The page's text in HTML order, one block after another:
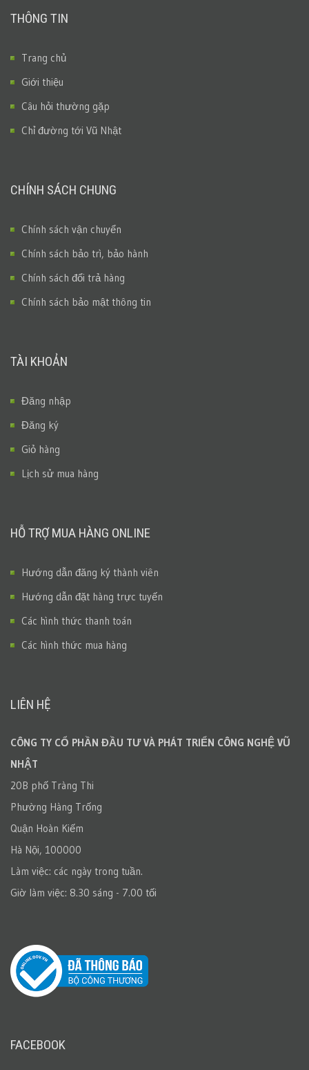
THÔNG TIN
Trang chủ
Giới thiệu
Câu hỏi thường gặp
Chỉ đường tới Vũ Nhật
CHÍNH SÁCH CHUNG
Chính sách vận chuyển
Chính sách bảo trì, bảo hành
Chính sách đổi trả hàng
Chính sách bảo mật thông tin
TÀI KHOẢN
Đăng nhập
Đăng ký
Giỏ hàng
Lịch sử mua hàng
HỖ TRỢ MUA HÀNG ONLINE
Hướng dẫn đăng ký thành viên
Hướng dẫn đặt hàng trực tuyến
Các hình thức thanh toán
Các hình thức mua hàng
LIÊN HỆ
CÔNG TY CỔ PHẦN ĐẦU TƯ VÀ PHÁT TRIỂN CÔNG NGHỆ VŨ
NHẬT
20B phố Tràng Thi
Phường Hàng Trống
Quận Hoàn Kiếm
Hà Nội, 100000
Làm việc: các ngày trong tuần.
Giờ làm việc: 8.30 sáng - 7.00 tối
FACEBOOK